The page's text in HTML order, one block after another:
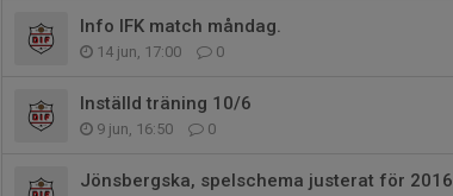
Info IFK match måndag.
14 jun, 17:00 0
Inställd träning 10/6
9 jun, 16:50 0
Jönsbergska, spelschema justerat för 2016